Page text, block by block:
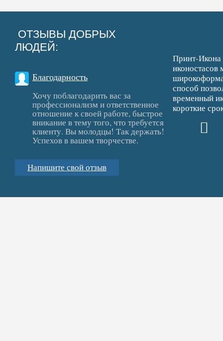
ОТЗЫВЫ ДОБРЫХ
ЛЮДЕЙ:
Благодарность
Хочу поблагодарить вас за
профессионализм и ответственное
отношение к своей работе, быстрое
вникание в тему того, что требуется
клиенту. Вы молодцы! Так держать!
Успехов в вашем творчестве.
Напишите свой отзыв
Принт-Икона
иконостасов
способ
временный
короткие